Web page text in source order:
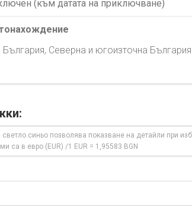
(към датата на приключване)
България, Северна и югоизточна
светло синьо позволява показване на детайли при
са в евро (EUR) /1 EUR = 1,95583 BGN